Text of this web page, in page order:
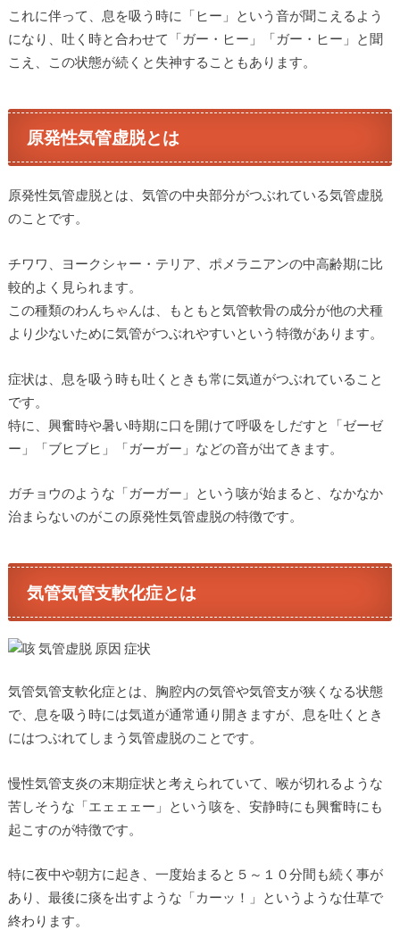
これに伴って、息を吸う時に「ヒー」という音が聞こえるよう
になり、吐く時と合わせて「ガー・ヒー」「ガー・ヒー」と聞
こえ、この状態が続くと失神することもあります。
原発性気管虚脱とは
原発性気管虚脱とは、気管の中央部分がつぶれている気管虚脱
のことです。
チワワ、ヨークシャー・テリア、ポメラニアンの中高齢期に比
較的よく見られます。
この種類のわんちゃんは、もともと気管軟骨の成分が他の犬種
より少ないために気管がつぶれやすいという特徴があります。
症状は、息を吸う時も吐くときも常に気道がつぶれていること
です。
特に、興奮時や暑い時期に口を開けて呼吸をしだすと「ゼーゼ
ー」「ブヒブヒ」「ガーガー」などの音が出てきます。
ガチョウのような「ガーガー」という咳が始まると、なかなか
治まらないのがこの原発性気管虚脱の特徴です。
気管気管支軟化症とは
気管気管支軟化症とは、胸腔内の気管や気管支が狭くなる状態
で、息を吸う時には気道が通常通り開きますが、息を吐くとき
にはつぶれてしまう気管虚脱のことです。
慢性気管支炎の末期症状と考えられていて、喉が切れるような
苦しそうな「エェェェー」という咳を、安静時にも興奮時にも
起こすのが特徴です。
特に夜中や朝方に起き、一度始まると５～１０分間も続く事が
あり、最後に痰を出すような「カーッ！」というような仕草で
終わります。